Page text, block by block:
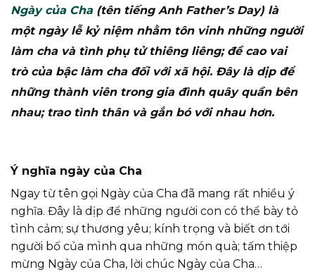
Ngày của Cha(tên tiếng Anh Father’s Day) là
một ngày lễ kỷ niệm nhằm tôn vinh những người
làm cha và tình phụ tử thiêng liêng; đề cao vai
trò của bậc làm cha đối với xã hội. Đây là dịp để
những thành viên trong gia đình quây quần bên
nhau; trao tình thân và gắn bó với nhau hơn.
Ý nghĩa ngày của Cha
Ngay từ tên gọi Ngày của Cha đã mang rất nhiều ý
nghĩa. Đây là dịp để những người con có thể bày tỏ
tình cảm; sự thương yêu; kính trọng và biết ơn tới
người bố của mình qua những món quà; tấm thiệp
mừng Ngày của Cha, lời chúc Ngày của Cha…